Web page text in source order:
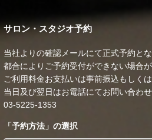
サロン・スタジオ予約
当社よりの確認メールにて正式予約とな
都合によりご予約受付ができない場合が
ご利用料金お支払いは事前振込もしく
当日及び翌日はお電話にてお問い合わせ
03-5225-1353
「 予約方法 」の選択